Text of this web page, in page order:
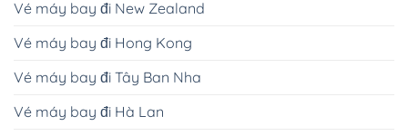
Vé máy bay đi New Zealand
Vé máy bay đi Hong Kong
Vé máy bay đi Tây Ban Nha
Vé máy bay đi Hà Lan